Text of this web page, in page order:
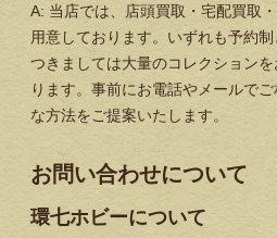
A: 当店では、店頭買取・宅配買取
用意しております。いずれも予約
つきましては大量のコレクション
ります。事前にお電話やメールで
な方法をご提案いたします。
お問い合わせについて
環七ホビーについて